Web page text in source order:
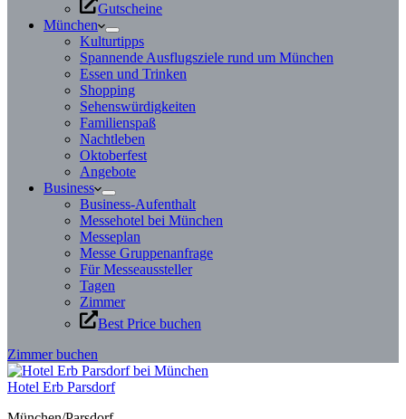
Gutscheine
München
Kulturtipps
Spannende Ausflugsziele rund um München
Essen und Trinken
Shopping
Sehenswürdigkeiten
Familienspaß
Nachtleben
Oktoberfest
Angebote
Business
Business-Aufenthalt
Messehotel bei München
Messeplan
Messe Gruppenanfrage
Für Messeaussteller
Tagen
Zimmer
Best Price buchen
Zimmer buchen
Hotel Erb Parsdorf